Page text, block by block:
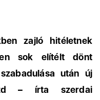
zajló hitéletnek
sok elítélt dönt
után új
– írta szerdai